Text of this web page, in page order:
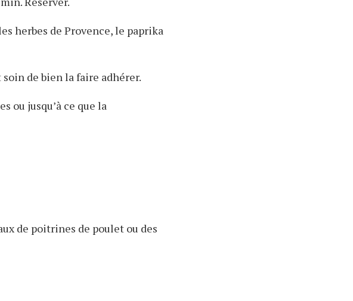
herbes de Provence, le paprika
de bien la faire adhérer.
ou jusqu’à ce que la
de poitrines de poulet ou des